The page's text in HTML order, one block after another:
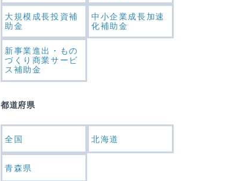
大規模成長投資補
助金
中小企業成長加速
化補助金
新事業進出・もの
づくり商業サービ
ス補助金
都道府県
全国 北海道
青森県